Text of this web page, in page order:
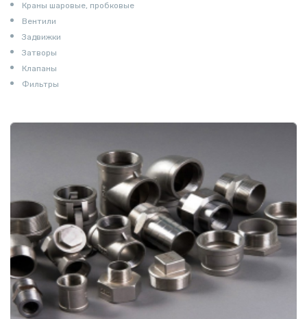
Краны шаровые, пробковые
Вентили
Задвижки
Затворы
Клапаны
Фильтры